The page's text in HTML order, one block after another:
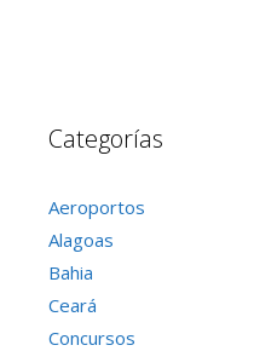
Categorías
Aeroportos
Alagoas
Bahia
Ceará
Concursos